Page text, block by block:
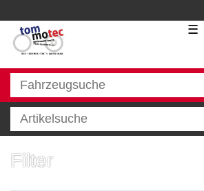
☰
Filter